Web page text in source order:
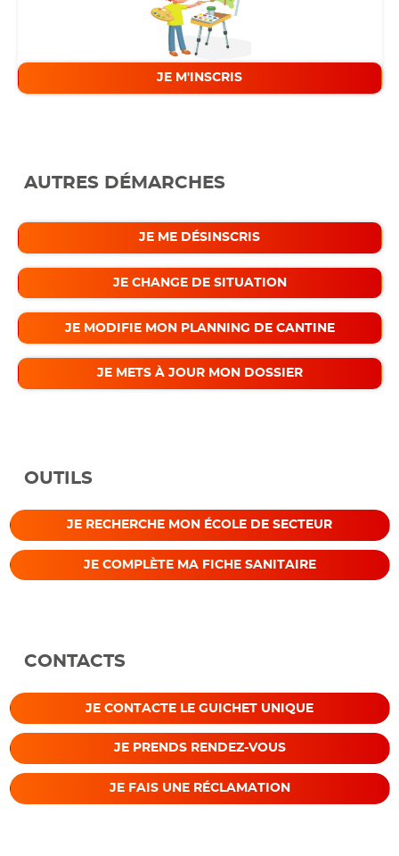
JE M'INSCRIS
AUTRES DÉMARCHES
JE ME DÉSINSCRIS
JE CHANGE DE SITUATION
JE MODIFIE MON PLANNING DE CANTINE
JE METS À JOUR MON DOSSIER
OUTILS
JE RECHERCHE MON ÉCOLE DE SECTEUR
JE COMPLÈTE MA FICHE SANITAIRE
CONTACTS
JE CONTACTE LE GUICHET UNIQUE
JE PRENDS RENDEZ-VOUS
JE FAIS UNE RÉCLAMATION